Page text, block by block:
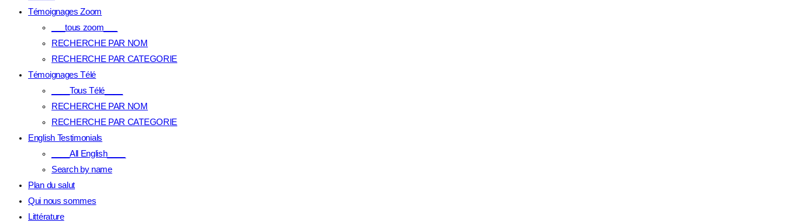
Témoignages Zoom
___tous zoom___
RECHERCHE PAR NOM
RECHERCHE PAR CATEGORIE
Témoignages Télé
____Tous Télé____
RECHERCHE PAR NOM
RECHERCHE PAR CATEGORIE
English Testimonials
____All English____
Search by name
Plan du salut
Qui nous sommes
Littérature